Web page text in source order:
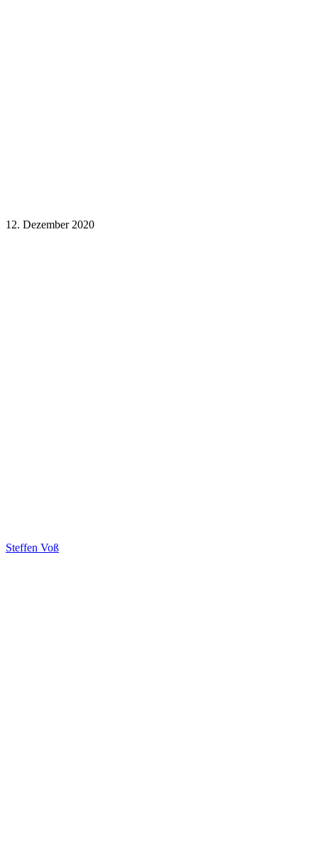
12. Dezember 2020
Steffen Voß